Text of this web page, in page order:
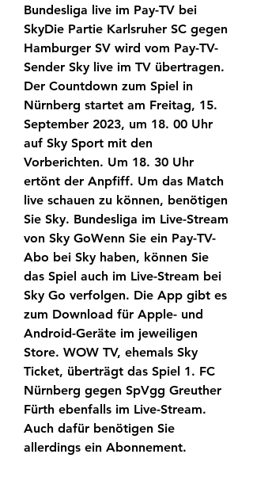
Bundesliga live im Pay-TV bei
SkyDie Partie Karlsruher SC gegen
Hamburger SV wird vom Pay-TV-
Sender Sky live im TV übertragen.
Der Countdown zum Spiel in
Nürnberg startet am Freitag, 15.
September 2023, um 18. 00 Uhr
auf Sky Sport mit den
Vorberichten. Um 18. 30 Uhr
ertönt der Anpfiff. Um das Match
live schauen zu können, benötigen
Sie Sky. Bundesliga im Live-Stream
von Sky GoWenn Sie ein Pay-TV-
Abo bei Sky haben, können Sie
das Spiel auch im Live-Stream bei
Sky Go verfolgen. Die App gibt es
zum Download für Apple- und
Android-Geräte im jeweiligen
Store. WOW TV, ehemals Sky
Ticket, überträgt das Spiel 1. FC
Nürnberg gegen SpVgg Greuther
Fürth ebenfalls im Live-Stream.
Auch dafür benötigen Sie
allerdings ein Abonnement.